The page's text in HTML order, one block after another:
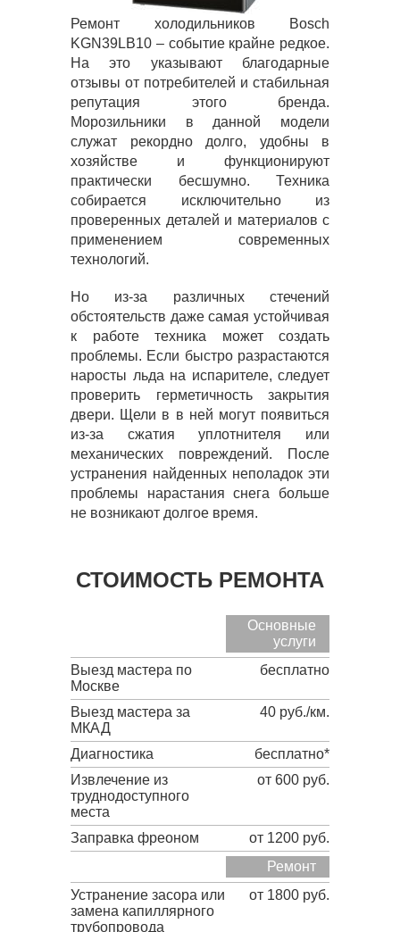
Ремонт холодильников Bosch
KGN39LB10 – событие крайне редкое.
На это указывают благодарные
отзывы от потребителей и стабильная
репутация этого бренда.
Морозильники в данной модели
служат рекордно долго, удобны в
хозяйстве и функционируют
практически бесшумно. Техника
собирается исключительно из
проверенных деталей и материалов с
применением современных
технологий.
Но из-за различных стечений
обстоятельств даже самая устойчивая
к работе техника может создать
проблемы. Если быстро разрастаются
наросты льда на испарителе, следует
проверить герметичность закрытия
двери. Щели в в ней могут появиться
из-за сжатия уплотнителя или
механических повреждений. После
устранения найденных неполадок эти
проблемы нарастания снега больше
не возникают долгое время.
СТОИМОСТЬ РЕМОНТА
Основные
услуги
Выезд мастера по
Москве
бесплатно
Выезд мастера за
МКАД
40 руб./км.
Диагностика
бесплатно*
Извлечение из
труднодоступного
места
от 600 руб.
Заправка фреоном
от 1200 руб.
Ремонт
Устранение засора или
замена капиллярного
трубопровода
от 1800 руб.